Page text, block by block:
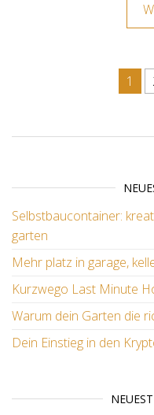
1
Selbstbaucontainer:
garten
Mehr platz in garage,
Kurzwego Last Minute
Warum dein Garten die
Dein Einstieg in den